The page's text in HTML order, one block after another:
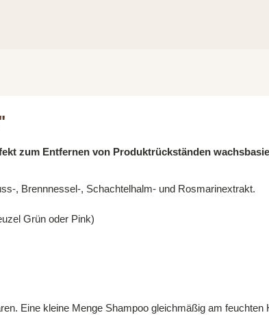
zum Entfernen von Produktrückständen
, Brennnessel-, Schachtelhalm- und Rosmarinextrakt.
Grün oder Pink)
Eine kleine Menge Shampoo gleichmäßig am